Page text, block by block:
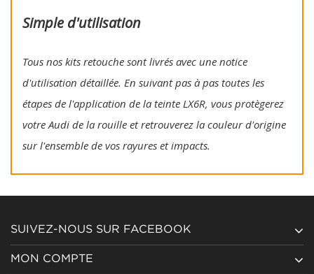
Simple d'utilisation
Tous nos kits retouche sont livrés avec une notice
d'utilisation détaillée. En suivant pas à pas toutes les
étapes de l'application de la teinte LX6R, vous protègerez
votre Audi de la rouille et retrouverez la couleur d'origine
sur l'ensemble de vos rayures et impacts.
SUIVEZ-NOUS SUR FACEBOOK
MON COMPTE